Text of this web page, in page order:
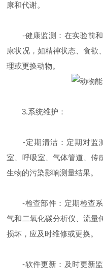
康和代谢。
-健康监测：在实验前和
康状况，如精神状态、食欲
理或更换动物。
3.系统维护：
-定期清洁：定期对监
室、呼吸室、气体管道、传
生物的污染影响测量结果。
-检查部件：定期检查系
气和二氧化碳分析仪、流量
损坏，应及时维修或更换。
-软件更新：及时更新监